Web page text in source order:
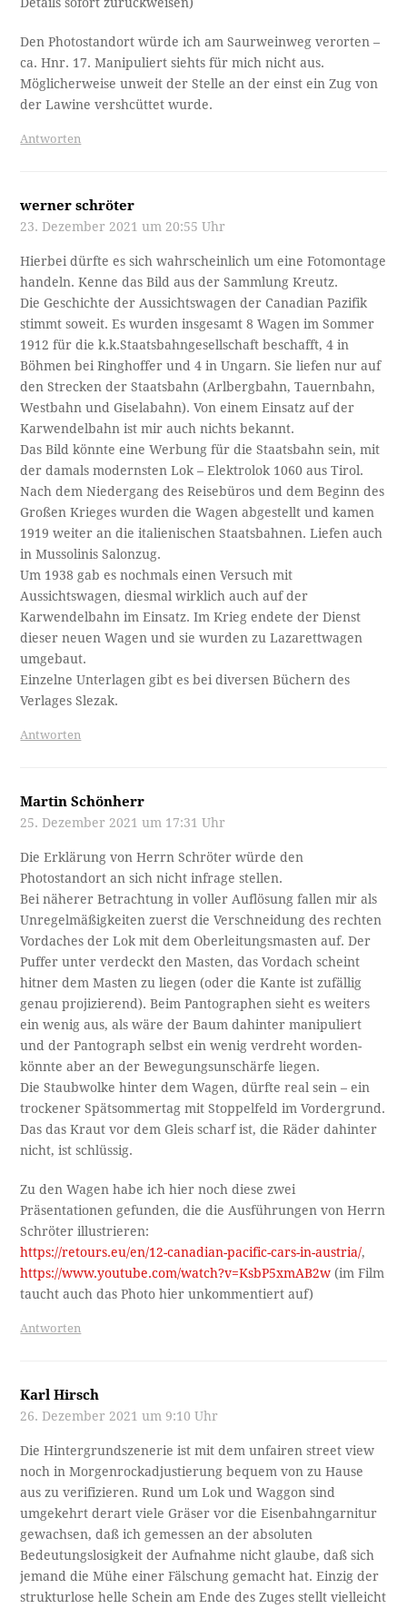
Den Photostandort würde ich am Saurweinweg verorten –
ca. Hnr. 17. Manipuliert siehts für mich nicht aus.
Möglicherweise unweit der Stelle an der einst ein Zug von
der Lawine vershcüttet wurde.
Antworten
werner schröter
23. Dezember 2021 um 20:55 Uhr
Hierbei dürfte es sich wahrscheinlich um eine Fotomontage
handeln. Kenne das Bild aus der Sammlung Kreutz.
Die Geschichte der Aussichtswagen der Canadian Pazifik
stimmt soweit. Es wurden insgesamt 8 Wagen im Sommer
1912 für die k.k.Staatsbahngesellschaft beschafft, 4 in
Böhmen bei Ringhoffer und 4 in Ungarn. Sie liefen nur auf
den Strecken der Staatsbahn (Arlbergbahn, Tauernbahn,
Westbahn und Giselabahn). Von einem Einsatz auf der
Karwendelbahn ist mir auch nichts bekannt.
Das Bild könnte eine Werbung für die Staatsbahn sein, mit
der damals modernsten Lok – Elektrolok 1060 aus Tirol.
Nach dem Niedergang des Reisebüros und dem Beginn des
Großen Krieges wurden die Wagen abgestellt und kamen
1919 weiter an die italienischen Staatsbahnen. Liefen auch
in Mussolinis Salonzug.
Um 1938 gab es nochmals einen Versuch mit
Aussichtswagen, diesmal wirklich auch auf der
Karwendelbahn im Einsatz. Im Krieg endete der Dienst
dieser neuen Wagen und sie wurden zu Lazarettwagen
umgebaut.
Einzelne Unterlagen gibt es bei diversen Büchern des
Verlages Slezak.
Antworten
Martin Schönherr
25. Dezember 2021 um 17:31 Uhr
Die Erklärung von Herrn Schröter würde den
Photostandort an sich nicht infrage stellen.
Bei näherer Betrachtung in voller Auflösung fallen mir als
Unregelmäßigkeiten zuerst die Verschneidung des rechten
Vordaches der Lok mit dem Oberleitungsmasten auf. Der
Puffer unter verdeckt den Masten, das Vordach scheint
hitner dem Masten zu liegen (oder die Kante ist zufällig
genau projizierend). Beim Pantographen sieht es weiters
ein wenig aus, als wäre der Baum dahinter manipuliert
und der Pantograph selbst ein wenig verdreht worden-
könnte aber an der Bewegungsunschärfe liegen.
Die Staubwolke hinter dem Wagen, dürfte real sein – ein
trockener Spätsommertag mit Stoppelfeld im Vordergrund.
Das das Kraut vor dem Gleis scharf ist, die Räder dahinter
nicht, ist schlüssig.
Zu den Wagen habe ich hier noch diese zwei
Präsentationen gefunden, die die Ausführungen von Herrn
Schröter illustrieren:
https://retours.eu/en/12-canadian-pacific-cars-in-austria/,
https://www.youtube.com/watch?v=KsbP5xmAB2w (im Film
taucht auch das Photo hier unkommentiert auf)
Antworten
Karl Hirsch
26. Dezember 2021 um 9:10 Uhr
Die Hintergrundszenerie ist mit dem unfairen street view
noch in Morgenrockadjustierung bequem von zu Hause
aus zu verifizieren. Rund um Lok und Waggon sind
umgekehrt derart viele Gräser vor die Eisenbahngarnitur
gewachsen, daß ich gemessen an der absoluten
Bedeutungslosigkeit der Aufnahme nicht glaube, daß sich
jemand die Mühe einer Fälschung gemacht hat. Einzig der
strukturlose helle Schein am Ende des Zuges stellt vielleicht